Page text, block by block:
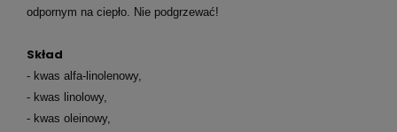
odpornym na ciepło. Nie podgrzewać!
Skład
- kwas alfa-linolenowy,
- kwas linolowy,
- kwas oleinowy,